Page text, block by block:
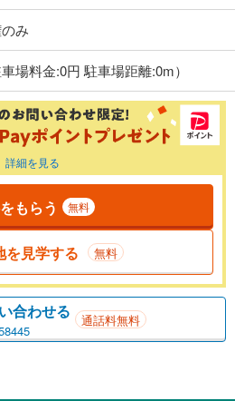
み
場料金:0円 駐車場距離:0m）
詳細を見る
もらう 無料
を見学する 無料
合わせる 通話料無料